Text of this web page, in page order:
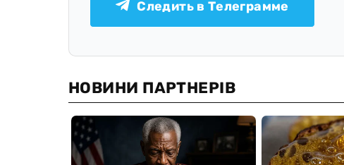
Следить в Телеграмме